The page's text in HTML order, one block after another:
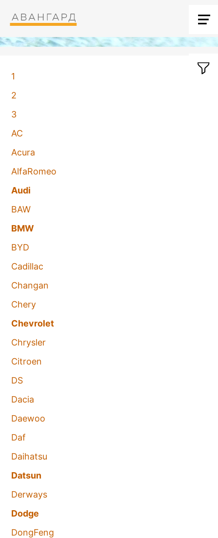
1
2
3
AC
Acura
AlfaRomeo
Audi
BAW
BMW
BYD
Cadillac
Changan
Chery
Chevrolet
Chrysler
Citroen
DS
Dacia
Daewoo
Daf
Daihatsu
Datsun
Derways
Dodge
DongFeng